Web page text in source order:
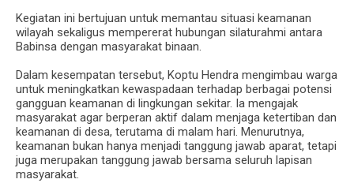
‎Kegiatan ini bertujuan untuk memantau situasi keamanan
wilayah sekaligus mempererat hubungan silaturahmi antara
Babinsa dengan masyarakat binaan.
‎Dalam kesempatan tersebut, Koptu Hendra mengimbau warga
untuk meningkatkan kewaspadaan terhadap berbagai potensi
gangguan keamanan di lingkungan sekitar. Ia mengajak
masyarakat agar berperan aktif dalam menjaga ketertiban dan
keamanan di desa, terutama di malam hari. Menurutnya,
keamanan bukan hanya menjadi tanggung jawab aparat, tetapi
juga merupakan tanggung jawab bersama seluruh lapisan
masyarakat.